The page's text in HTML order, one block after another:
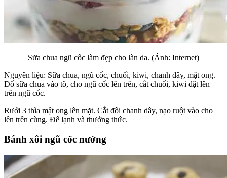
Sữa chua ngũ cốc làm đẹp cho làn da. (Ảnh: Internet)
Nguyên liệu: Sữa chua, ngũ cốc, chuối, kiwi, chanh dây, mật ong.
Đổ sữa chua vào tô, cho ngũ cốc lên trên, cắt chuối, kiwi đặt lên
trên ngũ cốc.
Rưới 3 thìa mật ong lên mặt. Cắt đôi chanh dây, nạo ruột vào cho
lên trên cùng. Để lạnh và thưởng thức.
Bánh xôi ngũ cốc nướng